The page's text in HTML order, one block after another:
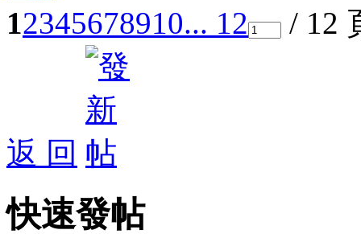
12345678910... 12 / 12
返 回
快速發帖